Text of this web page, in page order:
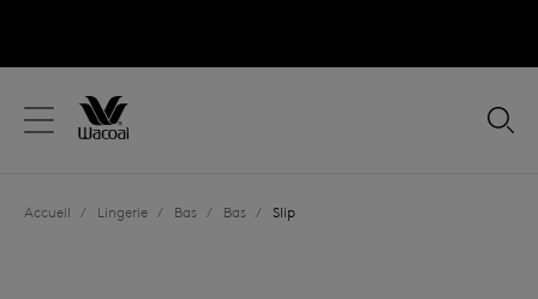
Fermer
Votre pays
Langue
Accueil / Lingerie / Bas / Bas / Slip